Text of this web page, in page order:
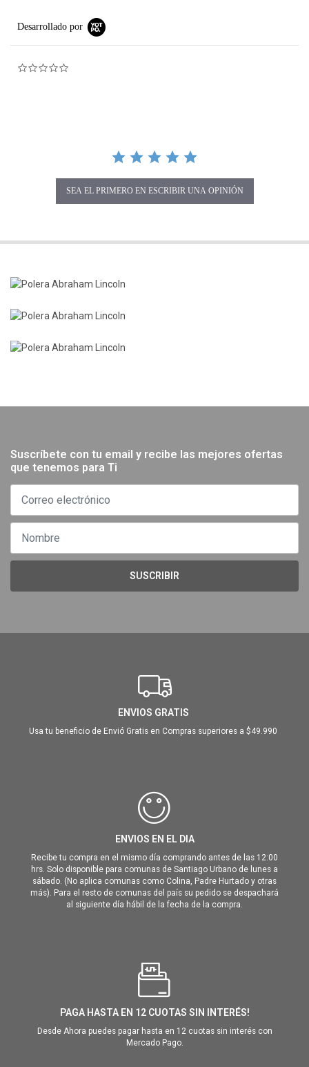
Desarrollado por
SEA EL PRIMERO EN ESCRIBIR UNA OPINIÓN
Suscríbete con tu email y recibe las mejores ofertas
que tenemos para Ti
SUSCRIBIR
ENVIOS GRATIS
Usa tu beneficio de Envió Gratis en Compras superiores a $49.990
ENVIOS EN EL DIA
Recibe tu compra en el mismo día comprando antes de las 12:00
hrs. Solo disponible para comunas de Santiago Urbano de lunes a
sábado. (No aplica comunas como Colina, Padre Hurtado y otras
más). Para el resto de comunas del país su pedido se despachará
al siguiente día hábil de la fecha de la compra.
PAGA HASTA EN 12 CUOTAS SIN INTERÉS!
Desde Ahora puedes pagar hasta en 12 cuotas sin interés con
Mercado Pago.